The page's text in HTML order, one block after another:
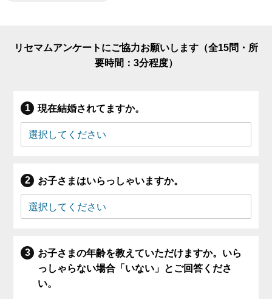
リセマムアンケートにご協力お願いします（全15問・所
要時間：3分程度）
現在結婚されてますか。
お子さまはいらっしゃいますか。
お子さまの年齢を教えていただけますか。いら
っしゃらない場合「いない」とご回答くださ
い。